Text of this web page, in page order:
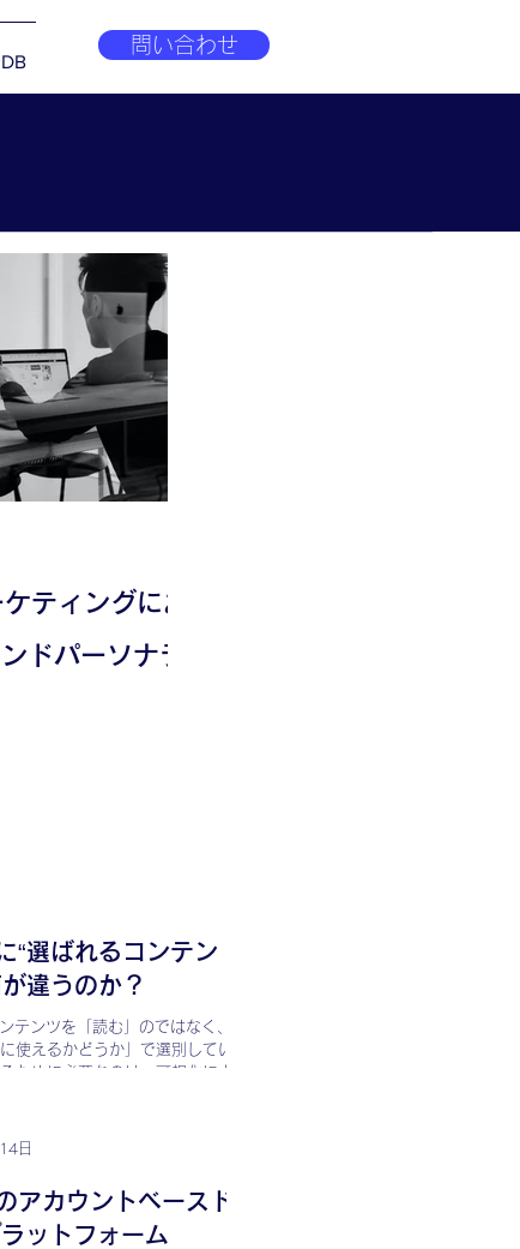
問い合わせ
ティングにお
ドパーソナラ
“選ばれるコンテン
違うのか？
テンツを「読む」のではなく、
に使えるかどうか」で選別していま
ために必要なのは、可視化によっ
に入り込むために設計するものへ
アカウントベースド
ットフォーム
日